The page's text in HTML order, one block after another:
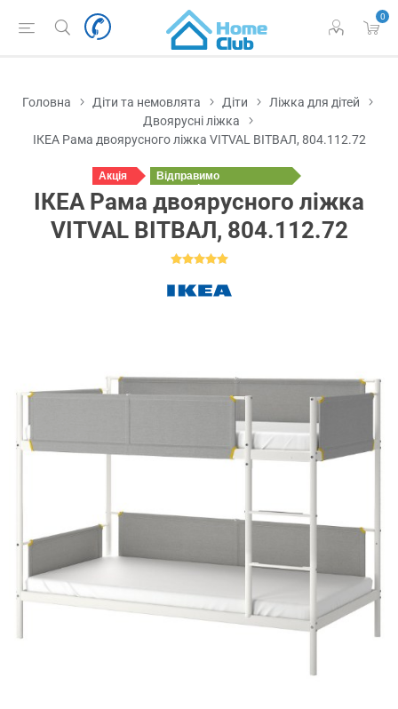
0
Головна Діти та немовлята Діти
Ліжка для дітей
Двоярусні ліжка
ІКЕА Рама двоярусного ліжка VITVAL ВІТВАЛ, 804.112.72
Акція
Відправимо
у понеділок
ІКЕА Рама двоярусного ліжка
VITVAL ВІТВАЛ, 804.112.72